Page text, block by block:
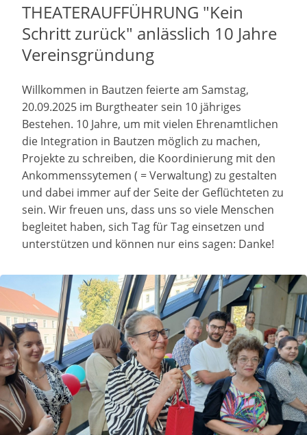
THEATERAUFFÜHRUNG "Kein
Schritt zurück" anlässlich 10 Jahre
Vereinsgründung
Willkommen in Bautzen feierte am Samstag,
20.09.2025 im Burgtheater sein 10 jähriges
Bestehen. 10 Jahre, um mit vielen Ehrenamtlichen
die Integration in Bautzen möglich zu machen,
Projekte zu schreiben, die Koordinierung mit den
Ankommenssytemen ( = Verwaltung) zu gestalten
und dabei immer auf der Seite der Geflüchteten zu
sein. Wir freuen uns, dass uns so viele Menschen
begleitet haben, sich Tag für Tag einsetzen und
unterstützen und können nur eins sagen: Danke!